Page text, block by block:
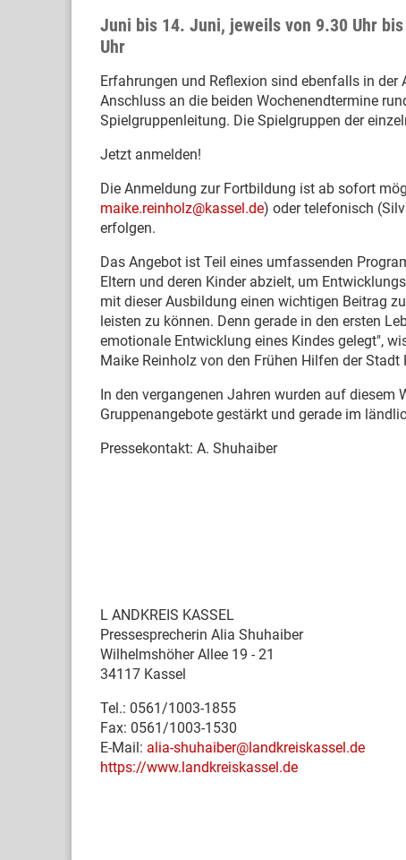
Juni bis 14. Juni, jeweils von 9.30 Uhr
Uhr
Erfahrungen und Reflexion sind ebenfalls in
Anschluss an die beiden Wochenendtermine
Spielgruppenleitung. Die Spielgruppen der
Jetzt anmelden!
Die Anmeldung zur Fortbildung ist ab sofort
maike.reinholz@kassel.de) oder telefonisch
erfolgen.
Das Angebot ist Teil eines umfassenden
Eltern und deren Kinder abzielt, um
mit dieser Ausbildung einen wichtigen Beitrag
leisten zu können. Denn gerade in den ersten
emotionale Entwicklung eines Kindes gelegt",
Maike Reinholz von den Frühen Hilfen der Stadt
In den vergangenen Jahren wurden auf diesem
Gruppenangebote gestärkt und gerade im
Pressekontakt: A. Shuhaiber
L ANDKREIS KASSEL
Pressesprecherin Alia Shuhaiber
Wilhelmshöher Allee 19 - 21
34117 Kassel
Tel.: 0561/1003-1855
Fax: 0561/1003-1530
E-Mail: alia-shuhaiber@landkreiskassel.de
https://www.landkreiskassel.de